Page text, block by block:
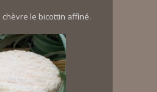
le bicottin affiné.